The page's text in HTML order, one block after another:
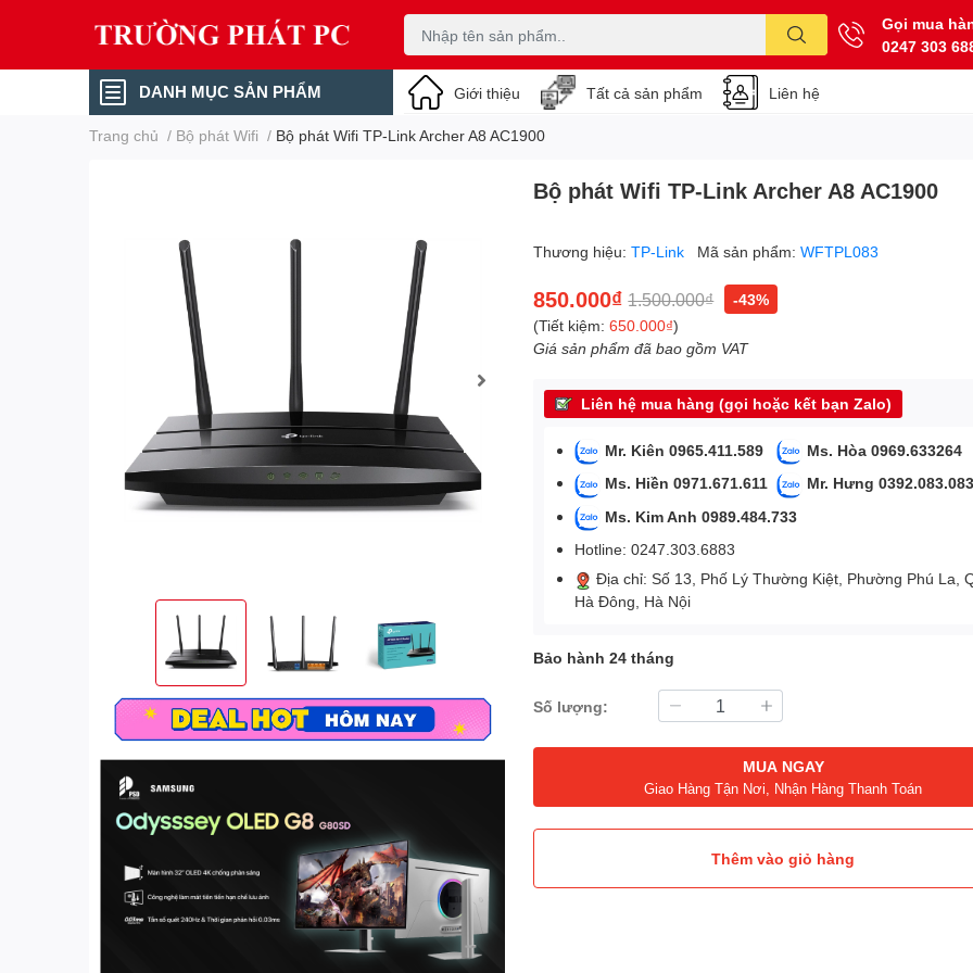
Gọi mua
0247 303
DANH MỤC SẢN PHẨM Giới thiệu Tất cả sản phẩm Liên hệ
Trang chủ / Bộ phát Wifi / Bộ phát Wifi TP-Link Archer A8 AC1900
Bộ phát Wifi TP-Link Archer A8 AC1900
Thương hiệu:TP-Link Mã sản phẩm:WFTPL083
850.000₫ 1.500.000₫
-43%
(Tiết kiệm:650.000₫)
Giá sản phẩm đã bao gồm VAT
Liên hệ mua hàng (gọi hoặc kết bạn Zalo)
Mr. Kiên 0965.411.589
Ms. Hòa 0969.633264
Ms. Hiền 0971.671.611
Mr. Hưng
Ms. Kim Anh 0989.484.733
Hotline: 0247.303.6883
Địa chỉ: Số 13, Phố Lý Thường Kiệt, Phường Phú La,
Hà Đông, Hà Nội
Bảo hành 24 tháng
Số lượng:
MUA NGAY
Giao Hàng Tận Nơi, Nhận Hàng Thanh Toán
Thêm vào giỏ hàng